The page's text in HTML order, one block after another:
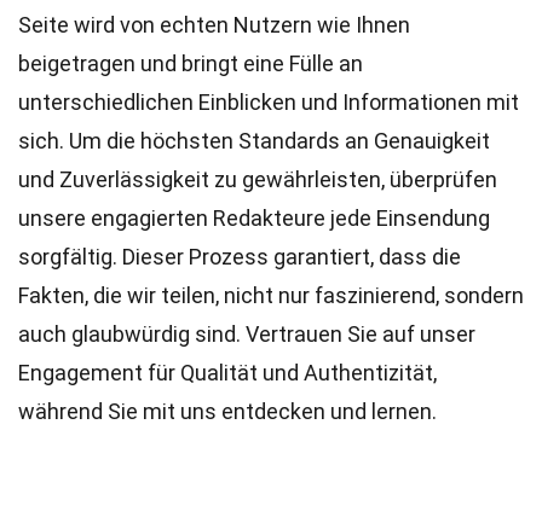
Seite wird von echten Nutzern wie Ihnen
beigetragen und bringt eine Fülle an
unterschiedlichen Einblicken und Informationen mit
sich. Um die höchsten Standards an Genauigkeit
und Zuverlässigkeit zu gewährleisten, überprüfen
unsere engagierten Redakteure jede Einsendung
sorgfältig. Dieser Prozess garantiert, dass die
Fakten, die wir teilen, nicht nur faszinierend, sondern
auch glaubwürdig sind. Vertrauen Sie auf unser
Engagement für Qualität und Authentizität,
während Sie mit uns entdecken und lernen.